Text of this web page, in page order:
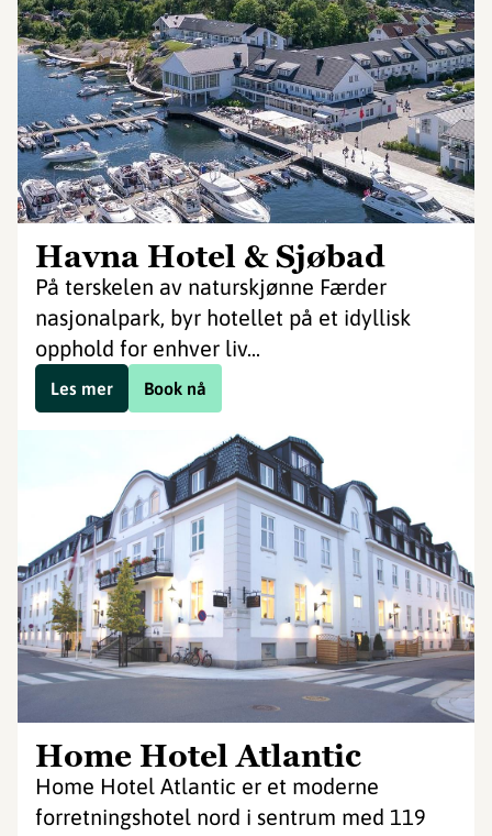
Havna Hotel & Sjøbad
På terskelen av naturskjønne Færder
nasjonalpark, byr hotellet på et idyllisk
opphold for enhver liv...
Book nå
Les mer
Home Hotel Atlantic
Home Hotel Atlantic er et moderne
forretningshotel nord i sentrum med 119